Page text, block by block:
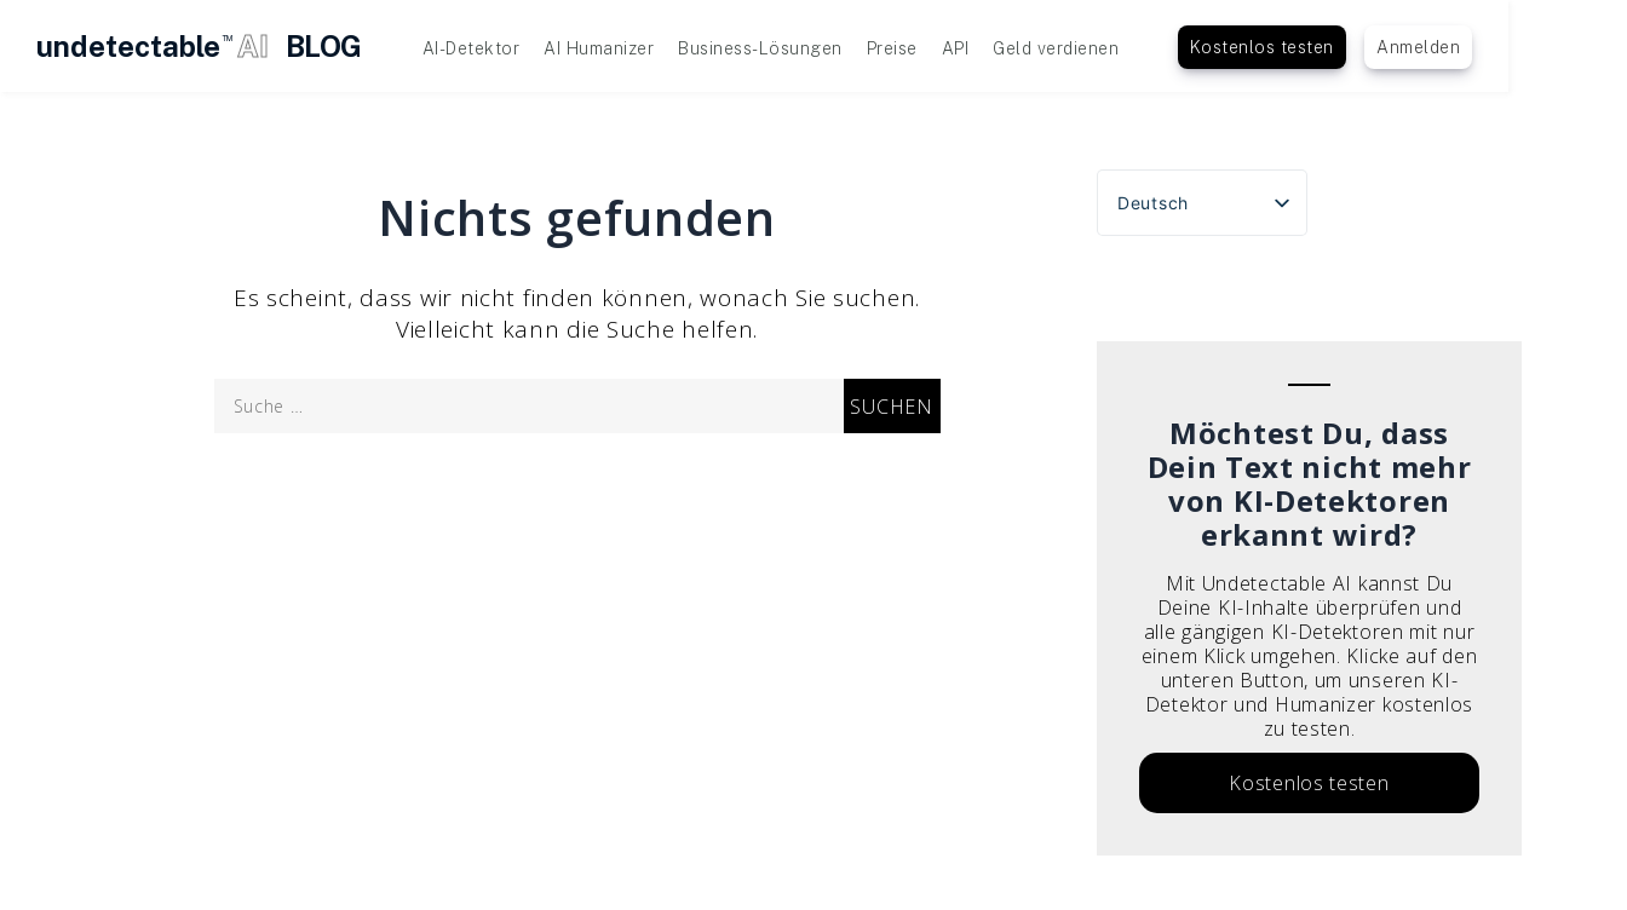
undetectable TM AI BLOG AI-Detektor AI Humanizer Business-Lösungen Preise API Geld verdienen Kostenlos testen Anmelden
Nichts gefunden
Es scheint, dass wir nicht finden können, wonach Sie suchen.
Vielleicht kann die Suche helfen.
Suche
Deutsch
English
Möchtest Du, dass
Dein Text nicht mehr
von KI-Detektoren
erkannt wird?
Mit Undetectable AI kannst Du
Deine KI-Inhalte überprüfen und
alle gängigen KI-Detektoren mit nur
einem Klick umgehen. Klicke auf den
unteren Button, um unseren KI-
Detektor und Humanizer kostenlos
zu testen.
Kostenlos testen